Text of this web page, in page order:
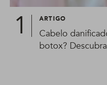
ARTIGO
Cabelo
botox?